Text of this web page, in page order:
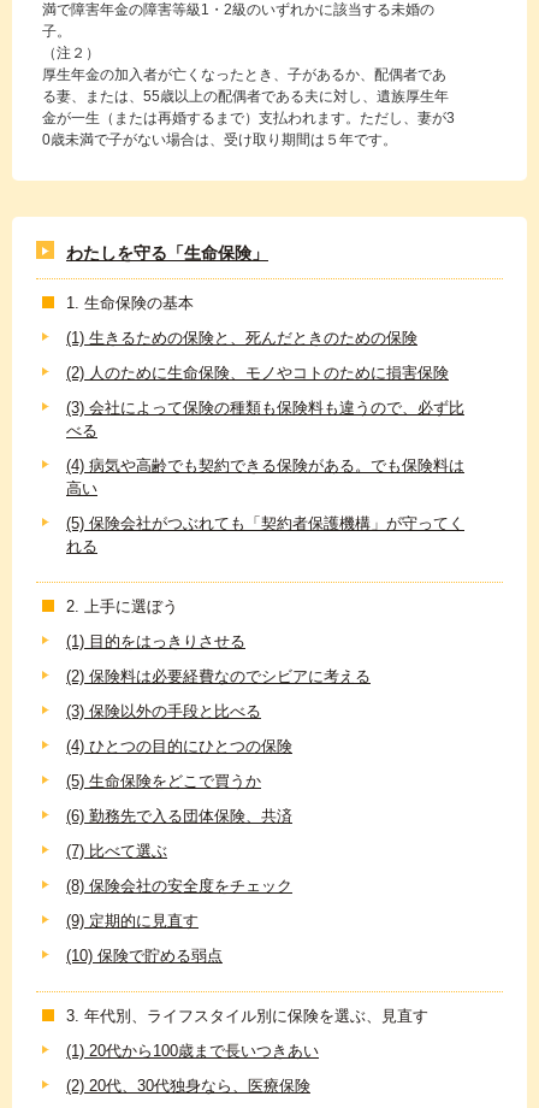
満で障害年金の障害等級1・2級のいずれかに該当する未婚の
子。
（注２）
厚生年金の加入者が亡くなったとき、子があるか、配偶者であ
る妻、または、55歳以上の配偶者である夫に対し、遺族厚生年
金が一生（または再婚するまで）支払われます。ただし、妻が3
0歳未満で子がない場合は、受け取り期間は５年です。
わたしを守る「生命保険」
1. 生命保険の基本
(1) 生きるための保険と、死んだときのための保険
(2) 人のために生命保険、モノやコトのために損害保険
(3) 会社によって保険の種類も保険料も違うので、必ず比
べる
(4) 病気や高齢でも契約できる保険がある。でも保険料は
高い
(5) 保険会社がつぶれても「契約者保護機構」が守ってく
れる
2. 上手に選ぼう
(1) 目的をはっきりさせる
(2) 保険料は必要経費なのでシビアに考える
(3) 保険以外の手段と比べる
(4) ひとつの目的にひとつの保険
(5) 生命保険をどこで買うか
(6) 勤務先で入る団体保険、共済
(7) 比べて選ぶ
(8) 保険会社の安全度をチェック
(9) 定期的に見直す
(10) 保険で貯める弱点
3. 年代別、ライフスタイル別に保険を選ぶ、見直す
(1) 20代から100歳まで長いつきあい
(2) 20代、30代独身なら、医療保険